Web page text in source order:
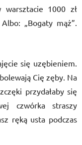
1000 zł
„Bogaty mąż”.
się uzębieniem.
Cię zęby. Na
przydałaby się
czwórka straszy
ręką usta podczas